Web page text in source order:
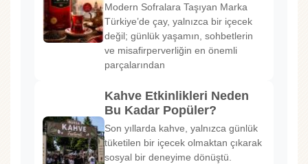
Modern Sofralara Taşıyan Marka
Türkiye’de çay, yalnızca bir içecek
değil; günlük yaşamın, sohbetlerin
ve misafirperverliğin en önemli
parçalarından
Kahve Etkinlikleri Neden
Bu Kadar Popüler?
Son yıllarda kahve, yalnızca günlük
tüketilen bir içecek olmaktan çıkarak
sosyal bir deneyime dönüştü.